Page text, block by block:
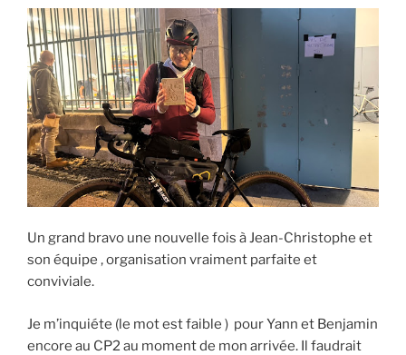
Un grand bravo une nouvelle fois à Jean-Christophe et
son équipe , organisation vraiment parfaite et
conviviale.
Je m’inquiéte (le mot est faible ) pour Yann et Benjamin
encore au CP2 au moment de mon arrivée. Il faudrait